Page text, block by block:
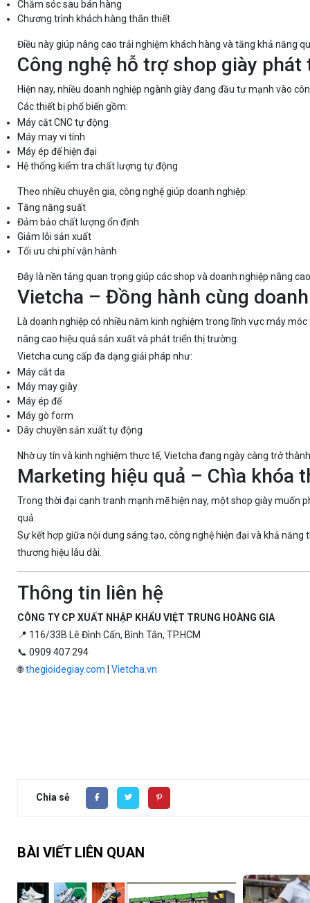
Chăm sóc sau bán hàng
Chương trình khách hàng thân thiết
Điều này giúp nâng cao trải nghiệm khách hàng và tăng khả năng
Công nghệ hỗ trợ shop giày
Hiện nay, nhiều doanh nghiệp ngành giày đang đầu tư mạnh vào
Các thiết bị phổ biến gồm:
Máy cắt CNC tự động
Máy may vi tính
Máy ép đế hiện đại
Hệ thống kiểm tra chất lượng tự động
Theo nhiều chuyên gia, công nghệ giúp doanh nghiệp:
Tăng năng suất
Đảm bảo chất lượng ổn định
Giảm lỗi sản xuất
Tối ưu chi phí vận hành
Đây là nền tảng quan trọng giúp các shop và doanh nghiệp nâng
Vietcha – Đồng hành cùng
Là doanh nghiệp có nhiều năm kinh nghiệm trong lĩnh vực máy
nâng cao hiệu quả sản xuất và phát triển thị trường.
Vietcha cung cấp đa dạng giải pháp như:
Máy cắt da
Máy may giày
Máy ép đế
Máy gò form
Dây chuyền sản xuất tự động
Nhờ uy tín và kinh nghiệm thực tế, Vietcha đang ngày càng trở
Marketing hiệu quả – Chìa khóa
Trong thời đại cạnh tranh mạnh mẽ hiện nay, một shop giày muốn
quả.
Sự kết hợp giữa nội dung sáng tạo, công nghệ hiện đại và khả
thương hiệu lâu dài.
Thông tin liên hệ
CÔNG TY CP XUẤT NHẬP KHẨU VIỆT TRUNG HOÀNG GIA
📍 116/33B Lê Đình Cấn, Bình Tân, TP.HCM
📞 0909 407 294
🌐thegioidegiay.com Vietcha.vn
Chia sẻ
BÀI VIẾT LIÊN QUAN